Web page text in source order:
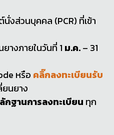
งส่วนบุคคล (PCR) ที่เข้า
างภายในวันที่ 1 ม.ค.– 31
หรือ คลิ๊กลงทะเบียนรับ
ยนยาง
กฐานการลงทะเบียน ทุก